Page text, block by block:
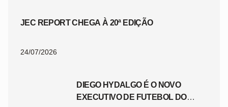
JEC REPORT CHEGA À 20ª EDIÇÃO
24/07/2026
DIEGO HYDALGO É O NOVO
EXECUTIVO DE FUTEBOL DO